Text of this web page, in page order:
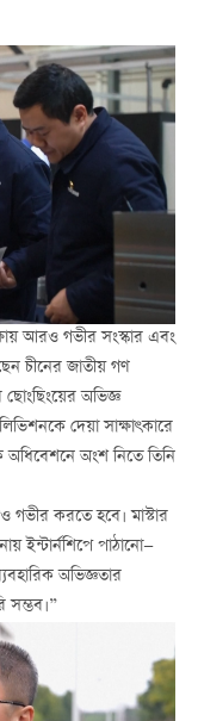
আরও গভীর সংস্কার এবং
চীনের জাতীয় গণ
অভিজ্ঞ
দেয়া সাক্ষাৎকারে
অংশ নিতে তিনি
করতে হবে। মাস্টার
ইন্টার্নশিপে পাঠানো—
অভিজ্ঞতার
সম্ভব।”